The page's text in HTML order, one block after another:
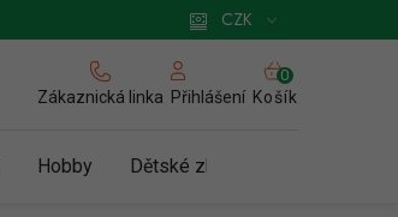
Zásady používání cookies
CZK
Zákaznická linka Přihlášení
NÁKUPNÍ
KOŠÍK
Košík
Hobby Dětské zboží a hračky